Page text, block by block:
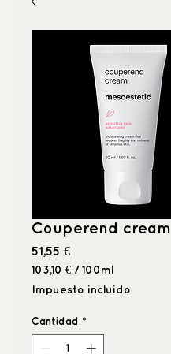
Couperend cream
51,55 €Precio
103,10 € / 100ml
103,10 €
por
Mililitro
Impuesto incluido
Cantidad *